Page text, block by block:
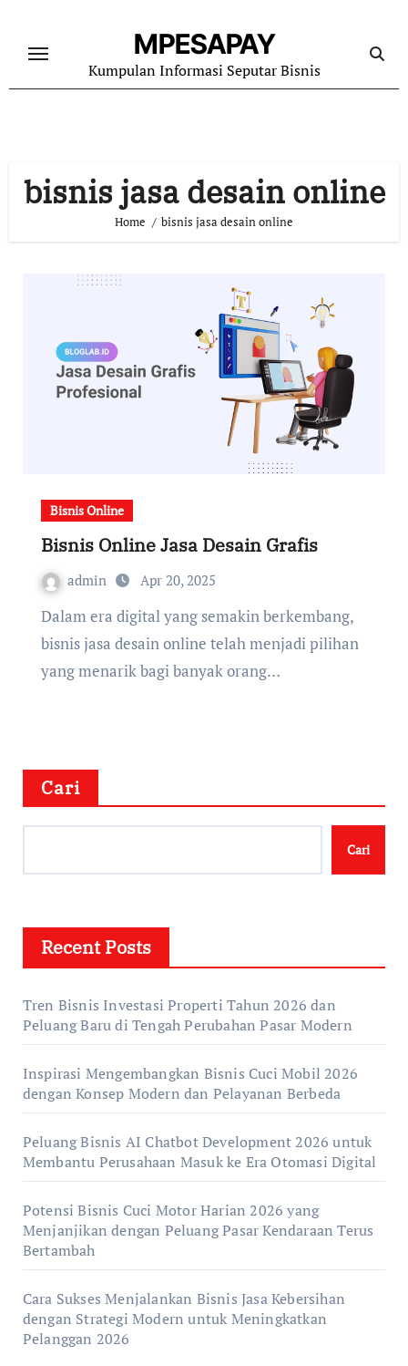
content
MPESAPAY
Kumpulan Informasi Seputar Bisnis
bisnis jasa desain online
Home bisnis jasa desain online
Bisnis Online
Bisnis Online Jasa Desain Grafis
admin Apr 20, 2025
Dalam era digital yang semakin berkembang,
bisnis jasa desain online telah menjadi pilihan
yang menarik bagi banyak orang…
Cari
Cari
Recent Posts
Tren Bisnis Investasi Properti Tahun 2026 dan
Peluang Baru di Tengah Perubahan Pasar Modern
Inspirasi Mengembangkan Bisnis Cuci Mobil 2026
dengan Konsep Modern dan Pelayanan Berbeda
Peluang Bisnis AI Chatbot Development 2026 untuk
Membantu Perusahaan Masuk ke Era Otomasi Digital
Potensi Bisnis Cuci Motor Harian 2026 yang
Menjanjikan dengan Peluang Pasar Kendaraan Terus
Bertambah
Cara Sukses Menjalankan Bisnis Jasa Kebersihan
dengan Strategi Modern untuk Meningkatkan
Pelanggan 2026